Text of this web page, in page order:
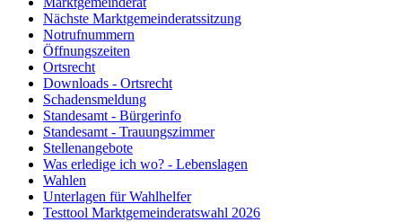
Nächste Marktgemeinderatssitzung
Notrufnummern
Öffnungszeiten
Ortsrecht
Downloads - Ortsrecht
Schadensmeldung
Standesamt - Bürgerinfo
Standesamt - Trauungszimmer
Stellenangebote
Was erledige ich wo? - Lebenslagen
Wahlen
Unterlagen für Wahlhelfer
Testtool Marktgemeinderatswahl 2026